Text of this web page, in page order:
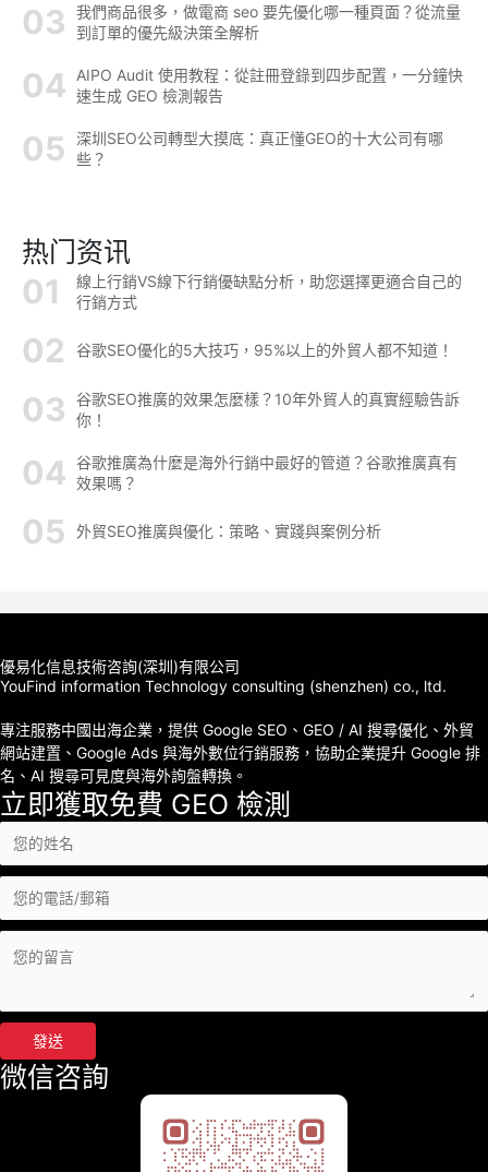
我們商品很多，做電商 seo 要先優化哪一種頁面？從流量
到訂單的優先級決策全解析
AIPO Audit 使用教程：從註冊登錄到四步配置，一分鐘快
速生成 GEO 檢測報告
深圳SEO公司轉型大摸底：真正懂GEO的十大公司有哪
些？
热门资讯
線上行銷VS線下行銷優缺點分析，助您選擇更適合自己的
行銷方式
谷歌SEO優化的5大技巧，95%以上的外貿人都不知道！
谷歌SEO推廣的效果怎麼樣？10年外貿人的真實經驗告訴
你！
谷歌推廣為什麼是海外行銷中最好的管道？谷歌推廣真有
效果嗎？
外貿SEO推廣與優化：策略、實踐與案例分析
優易化信息技術咨詢(深圳)有限公司
YouFind information Technology consulting (shenzhen) co., ltd.
專注服務中國出海企業，提供 Google SEO、GEO / AI 搜尋優化、外貿
網站建置、Google Ads 與海外數位行銷服務，協助企業提升 Google 排
名、AI 搜尋可見度與海外詢盤轉換。
立即獲取免費 GEO 檢測
發送
微信咨詢